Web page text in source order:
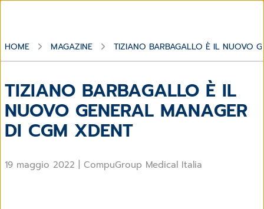
HOME MAGAZINE TIZIANO BARBAGALLO È IL NUOVO
TIZIANO BARBAGALLO È IL
NUOVO GENERAL MANAGER
DI CGM XDENT
19 maggio 2022 CompuGroup Medical Italia